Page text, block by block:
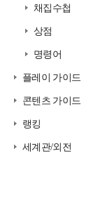
채집수첩
상점
명령어
플레이 가이드
콘텐츠 가이드
랭킹
세계관/외전